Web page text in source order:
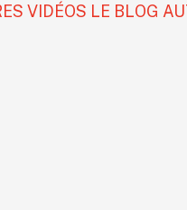
VIDÉOS LE BLOG